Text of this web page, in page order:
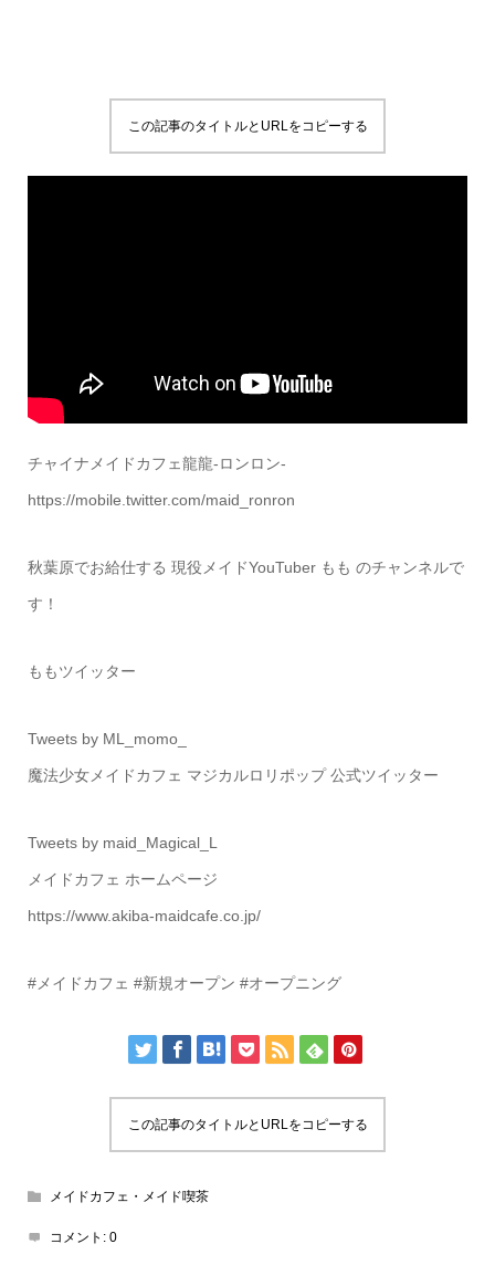
この記事のタイトルとURLをコピーする
チャイナメイドカフェ龍龍-ロンロン-
https://mobile.twitter.com/maid_ronron
秋葉原でお給仕する 現役メイドYouTuber もも のチャンネルで
す！
ももツイッター
Tweets by ML_momo_
魔法少女メイドカフェ マジカルロリポップ 公式ツイッター
Tweets by maid_Magical_L
メイドカフェ ホームページ
https://www.akiba-maidcafe.co.jp/
#メイドカフェ #新規オープン #オープニング
この記事のタイトルとURLをコピーする
メイドカフェ・メイド喫茶
コメント: 0